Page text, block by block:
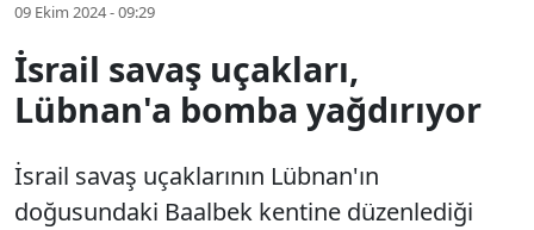
09 Ekim 2024 - 09:29
İsrail savaş uçakları,
Lübnan'a bomba yağdırıyor
İsrail savaş uçaklarının Lübnan'ın
doğusundaki Baalbek kentine düzenlediği